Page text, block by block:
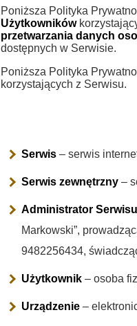
Poniższa Polityka
Użytkowników
przetwarzania danych
dostępnych w Serwisie.
Poniższa Polityka
korzystających z Serwisu.
Serwis – serwis
Serwis zewnętrzny –
Administrator
Markowski”,
9482256434,
Użytkownik – osoba
Urządzenie –